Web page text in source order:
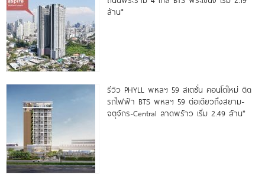
ล้าน*
รีวิว PHYLL พหลฯ 59 สเตชั่น คอนโดใหม่ ติด
รถไฟฟ้า BTS พหลฯ 59 ต่อเดียวถึงสยาม-
จตุจักร-Central ลาดพร้าว เริ่ม 2.49 ล้าน*